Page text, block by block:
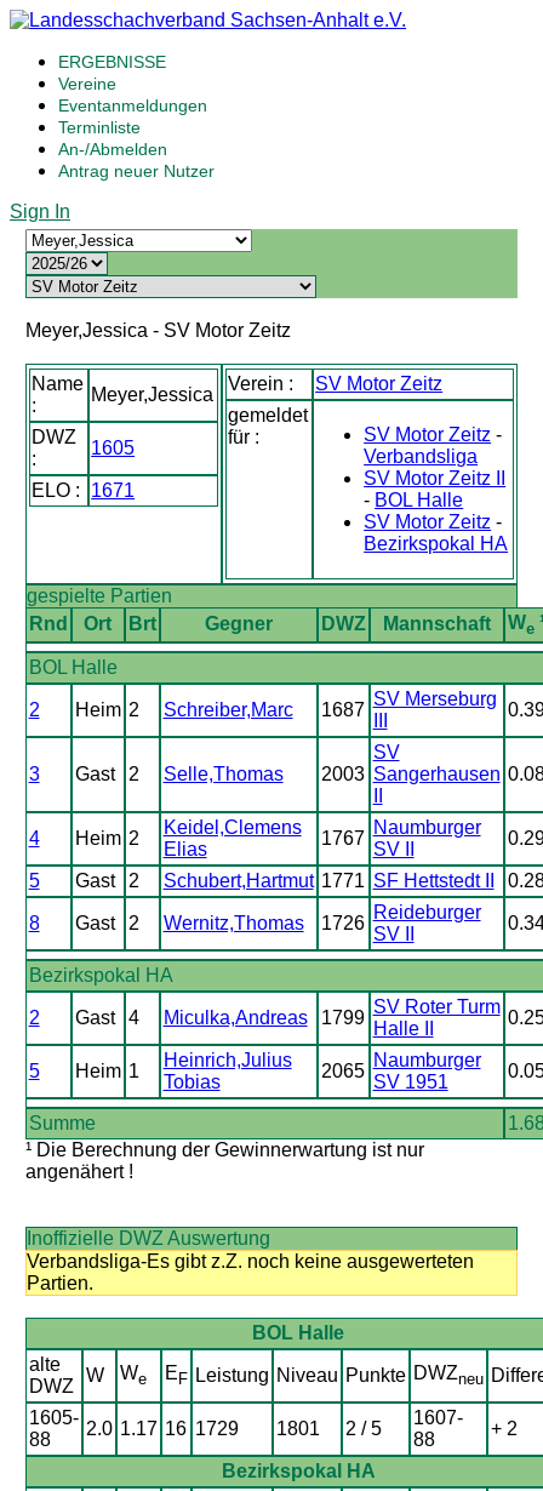
ERGEBNISSE
Vereine
Eventanmeldungen
Terminliste
An-/Abmelden
Antrag neuer Nutzer
Sign In
Meyer,Jessica - SV Motor Zeitz
Name
:
Meyer,Jessica
DWZ
:
1605
ELO : 1671
Verein :
SV Motor Zeitz
gemeldet
für :
SV Motor Zeitz -
Verbandsliga
SV Motor Zeitz II
- BOL Halle
SV Motor Zeitz -
Bezirkspokal HA
gespielte Partien
Rnd
Ort Brt Gegner DWZ Mannschaft We
BOL Halle
2 Heim 2 Schreiber,Marc 1687
SV Merseburg
3 Gast 2 Selle,Thomas 2003
SV
Sangerhausen
4 Heim 2
Keidel,Clemens
Elias
1767
Naumburger
SV II
5 Gast 2 Schubert,Hartmut 1771 SF Hettstedt II
8 Gast 2 Wernitz,Thomas 1726
Reideburger
SV II
Bezirkspokal HA
2 Gast 4 Miculka,Andreas 1799
SV Roter Turm
Halle II
5 Heim 1
Heinrich,Julius
Tobias
2065
Naumburger
SV 1951
Summe
¹ Die Berechnung der Gewinnerwartung ist nur
angenähert !
Inoffizielle DWZ Auswertung
Verbandsliga-Es gibt z.Z. noch keine ausgewerteten
Partien.
BOL Halle
alte
DWZ
W We E F Leistung Niveau Punkte DWZneu
1605-
88
2.0 1.17 16 1729 1801 2 / 5
1607-
88
+ 2
Bezirkspokal HA